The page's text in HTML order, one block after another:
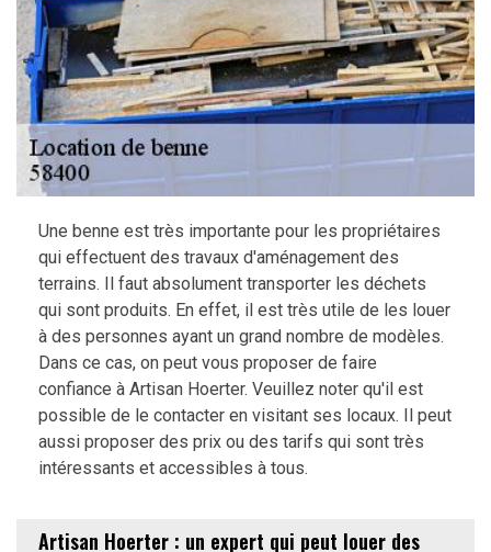
Une benne est très importante pour les propriétaires
qui effectuent des travaux d'aménagement des
terrains. Il faut absolument transporter les déchets
qui sont produits. En effet, il est très utile de les louer
à des personnes ayant un grand nombre de modèles.
Dans ce cas, on peut vous proposer de faire
confiance à Artisan Hoerter. Veuillez noter qu'il est
possible de le contacter en visitant ses locaux. Il peut
aussi proposer des prix ou des tarifs qui sont très
intéressants et accessibles à tous.
Artisan Hoerter : un expert qui peut louer des